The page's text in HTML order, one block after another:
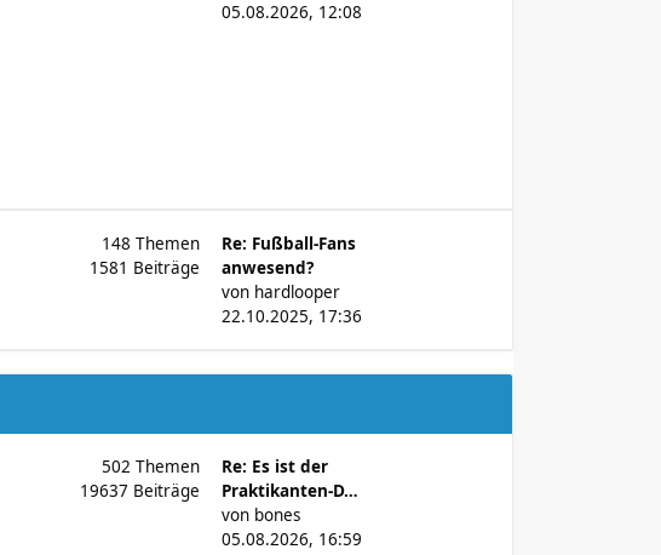
05.08.2026, 12:08
148Themen
1581 Beiträge
Re: Fußball-Fans
anwesend?
von hardlooper
22.10.2025, 17:36
502Themen
19637 Beiträge
Re: Es ist der
Praktikanten-D…
von bones
05.08.2026, 16:59